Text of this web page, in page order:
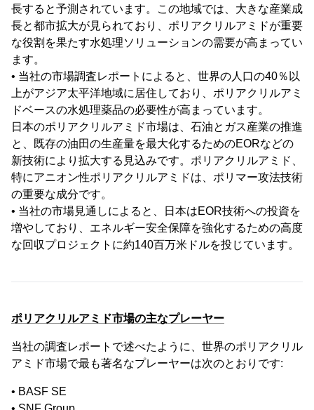
長すると予測されています。この地域では、大きな産業成
長と都市拡大が見られており、ポリアクリルアミドが重要
な役割を果たす水処理ソリューションの需要が高まってい
ます。
• 当社の市場調査レポートによると、世界の人口の40％以
上がアジア太平洋地域に居住しており、ポリアクリルアミ
ドベースの水処理薬品の必要性が高まっています。
日本のポリアクリルアミド市場は、石油とガス産業の推進
と、既存の油田の生産量を最大化するためのEORなどの
新技術により拡大する見込みです。ポリアクリルアミド、
特にアニオン性ポリアクリルアミドは、ポリマー攻法技術
の重要な成分です。
• 当社の市場見通しによると、日本はEOR技術への投資を
増やしており、エネルギー安全保障を強化するための高度
な回収プロジェクトに約140百万米ドルを投じています。
ポリアクリルアミド市場の主なプレーヤー
当社の調査レポートで述べたように、世界のポリアクリル
アミド市場で最も著名なプレーヤーは次のとおりです:
• BASF SE